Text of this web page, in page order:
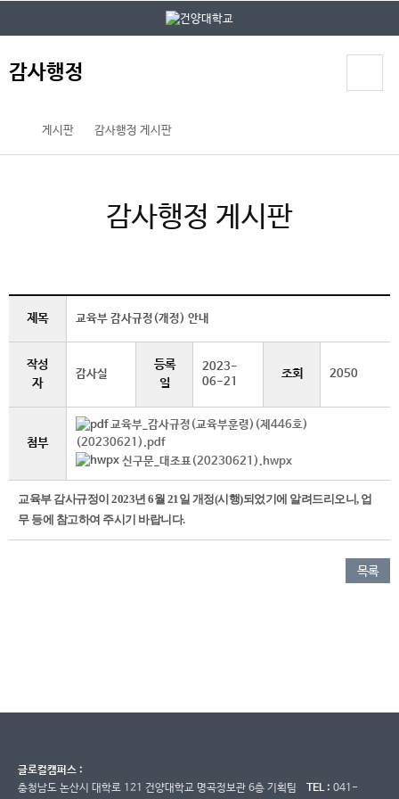
감사행정
게시판 감사행정 게시판
감사행정 게시판
제목 교육부 감사규정(개정) 안내
작성
자
감사실
등록
일
2023-
06-21
조회 2050
첨부
교육부_감사규정(교육부훈령)(제446호)
(20230621).pdf
신구문_대조표(20230621).hwpx
교육부 감사규정이 2023년 6월 21일 개정(시행)되었기에 알려드리오니, 업
무 등에 참고하여 주시기 바랍니다.
목록
글로컬캠퍼스 :
충청남도 논산시 대학로 121 건양대학교 명곡정보관 6층 기획팀
TEL : 041-